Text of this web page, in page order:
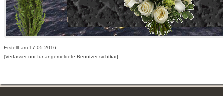
Erstellt am 17.05.2016,
[Verfasser nur für angemeldete Benutzer sichtbar]